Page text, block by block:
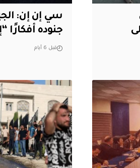
على
سي إن إن:
جنوده أفكارًا
قبل 6 أيام